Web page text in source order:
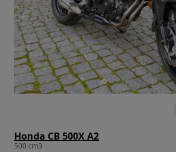
Honda CB 500X A2
500 cm3